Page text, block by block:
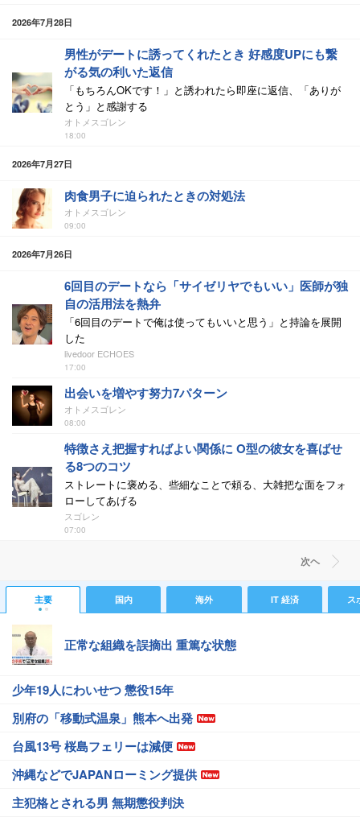
2026年7月28日
男性がデートに誘ってくれたとき 好感度UPにも繋
がる気の利いた返信
「もちろんOKです！」と誘われたら即座に返信、「ありが
とう」と感謝する
オトメスゴレン
18:00
2026年7月27日
肉食男子に迫られたときの対処法
オトメスゴレン
09:00
2026年7月26日
6回目のデートなら「サイゼリヤでもいい」医師が独
自の活用法を熱弁
「6回目のデートで俺は使ってもいいと思う」と持論を展開
した
livedoor ECHOES
17:00
出会いを増やす努力7パターン
オトメスゴレン
08:00
特徴さえ把握すればよい関係に O型の彼女を喜ばせ
る8つのコツ
ストレートに褒める、些細なことで頼る、大雑把な面をフォ
ローしてあげる
スゴレン
07:00
次ヘ
主要 国内 海外 IT 経済 ス
正常な組織を誤摘出 重篤な状態
少年19人にわいせつ 懲役15年
別府の「移動式温泉」熊本へ出発
台風13号 桜島フェリーは減便
沖縄などでJAPANローミング提供
主犯格とされる男 無期懲役判決